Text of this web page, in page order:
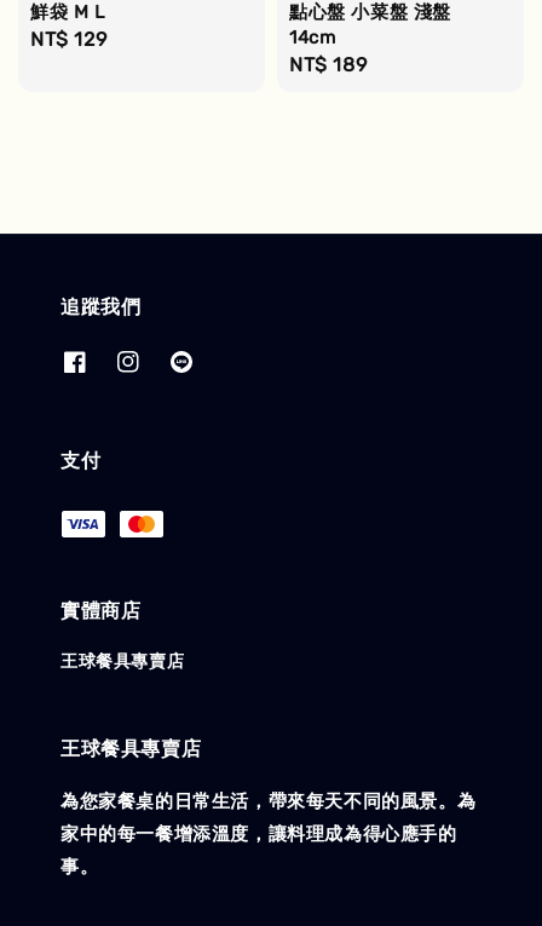
鮮袋 M L
Regular
NT$ 129
點心盤 小菜盤 淺盤
14cm
Regular
NT$ 189
追蹤我們
支付
實體商店
王球餐具專賣店
王球餐具專賣店
為您家餐桌的日常生活，帶來每天不同的風景。為
家中的每一餐增添溫度，讓料理成為得心應手的
事。